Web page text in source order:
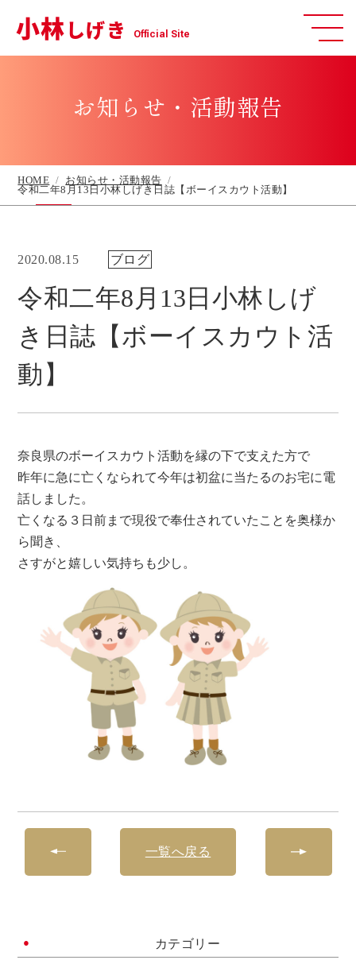
小林しげき Official Site
お知らせ・活動報告
HOME
お知らせ・活動報告
令和二年8月13日小林しげき日誌【ボーイスカウト活動】
2020.08.15 ブログ
令和二年8月13日小林しげ
き日誌【ボーイスカウト活
動】
奈良県のボーイスカウト活動を縁の下で支えた方で
昨年に急に亡くなられて今年は初盆に当たるのお宅に電
話しました。
亡くなる３日前まで現役で奉仕されていたことを奥様か
ら聞き、
さすがと嬉しい気持ちも少し。
一覧へ戻る
カテゴリー